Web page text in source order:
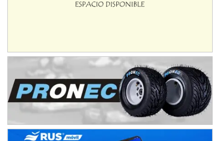
COBERTURA ESPECIAL DE E-KART.COM.AR
08/09-AGO
IAME SERIES ARGENTINA 6
Ramiro Tot (Asfalto)
Baradero (Buenos Aires)
Ciudad de Trenque Lauquen (Asfalto)
Trenque Lauquen (Buenos Aires)